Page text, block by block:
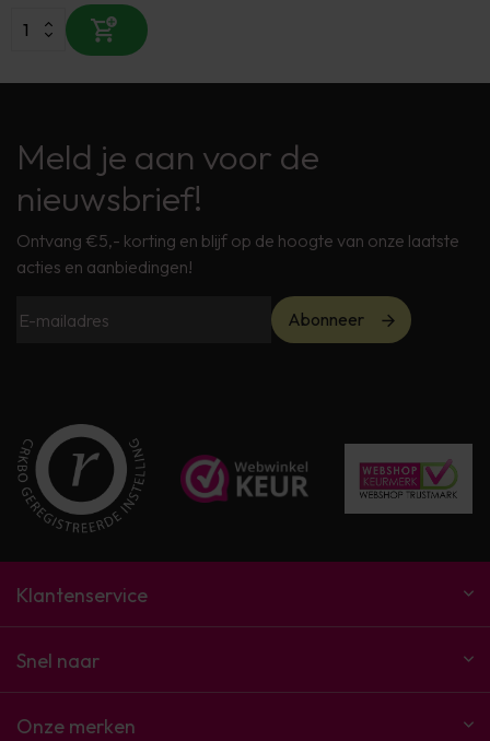
Meld je aan voor de
nieuwsbrief!
Ontvang €5,- korting en blijf op de hoogte van onze laatste
acties en aanbiedingen!
Abonneer
Klantenservice
Snel naar
Onze merken